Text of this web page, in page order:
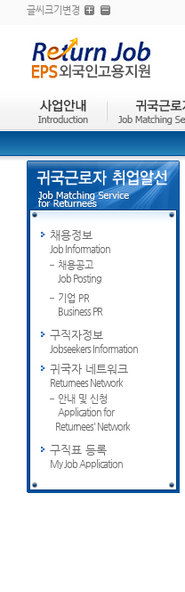
글씨크기변경
채용정보
Job Information
채용공고
Job Posting
기업 PR
Business PR
구직자정보
Jobseekers Information
귀국자 네트워크
Returnees Network
안내 및 신청
Application for
Returnees' Network
구직표 등록
My Job Application